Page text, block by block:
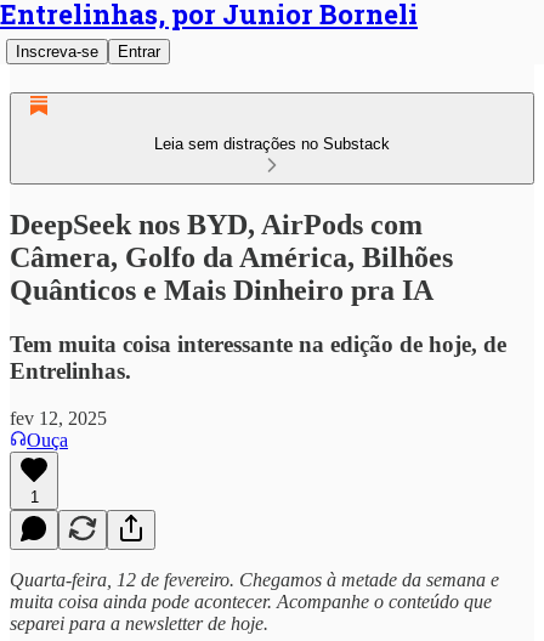
Entrelinhas, por Junior Borneli
Inscreva-se Entrar
Leia sem distrações no Substack
DeepSeek nos BYD, AirPods com
Câmera, Golfo da América, Bilhões
Quânticos e Mais Dinheiro pra IA
Tem muita coisa interessante na edição de hoje, de
Entrelinhas.
fev 12, 2025
Ouça
1
Quarta-feira, 12 de fevereiro. Chegamos à metade da semana e
muita coisa ainda pode acontecer. Acompanhe o conteúdo que
separei para a newsletter de hoje.